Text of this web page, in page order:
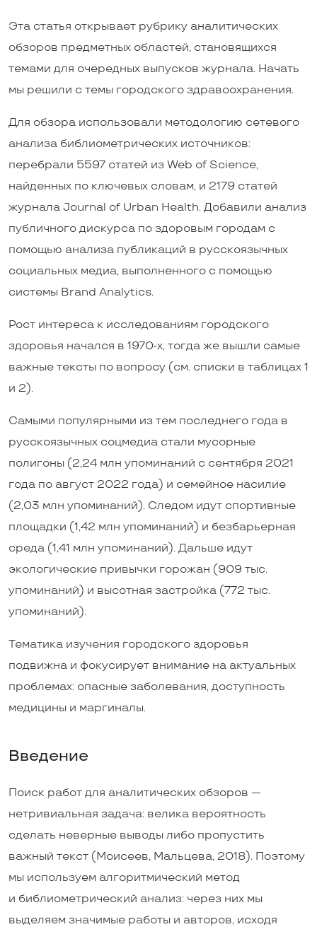
Эта статья открывает рубрику аналитических
обзоров предметных областей, становящихся
темами для очередных выпусков журнала. Начать
мы решили с темы городского здравоохранения.
Для обзора использовали методологию сетевого
анализа библиометрических источников:
перебрали 5597 статей из Web of Science,
найденных по ключевых словам, и 2179 статей
журнала Journal of Urban Health. Добавили анализ
публичного дискурса по здоровым городам с
помощью анализа публикаций в русскоязычных
социальных медиа, выполненного с помощью
системы Brand Analytics.
Рост интереса к исследованиям городского
здоровья начался в 1970-х, тогда же вышли самые
важные тексты по вопросу (см. списки в таблицах 1
и 2).
Самыми популярными из тем последнего года в
русскоязычных соцмедиа стали мусорные
полигоны (2,24 млн упоминаний с сентября 2021
года по август 2022 года) и семейное насилие
(2,03 млн упоминаний). Следом идут спортивные
площадки (1,42 млн упоминаний) и безбарьерная
среда (1,41 млн упоминаний). Дальше идут
экологические привычки горожан (909 тыс.
упоминаний) и высотная застройка (772 тыс.
упоминаний).
Тематика изучения городского здоровья
подвижна и фокусирует внимание на актуальных
проблемах: опасные заболевания, доступность
медицины и маргиналы.
Введение
Поиск работ для аналитических обзоров —
нетривиальная задача: велика вероятность
сделать неверные выводы либо пропустить
важный текст (Моисеев, Мальцева, 2018). Поэтому
мы используем алгоритмический метод
и библиометрический анализ: через них мы
выделяем значимые работы и авторов, исходя